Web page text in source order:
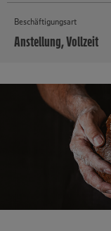
Beschäftigungsart
Anstellung, Vollzeit